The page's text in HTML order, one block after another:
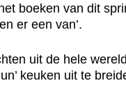
boeken van dit
er een van’.
uit de hele
keuken uit te